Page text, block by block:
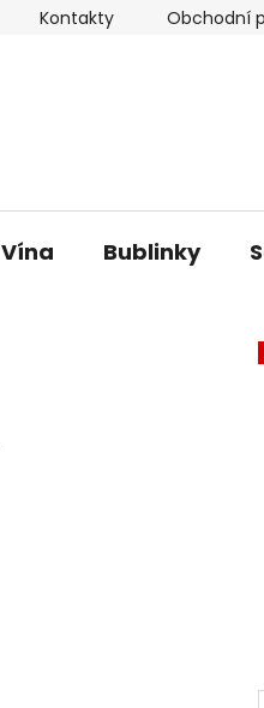
Kontakty Obchodní
Vína Bublinky